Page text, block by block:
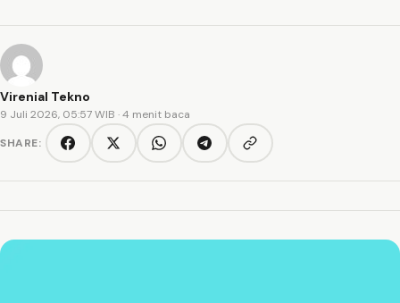
Virenial Tekno
9 Juli 2026, 05:57 WIB · 4 menit baca
SHARE:
FacebookTwitter/XWhatsAppTelegramCopy link